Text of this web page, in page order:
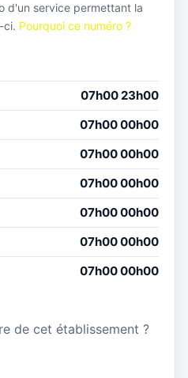
d'un service permettant la
ci. Pourquoi ce numéro ?
07h00 23h00
07h00 00h00
07h00 00h00
07h00 00h00
07h00 00h00
07h00 00h00
07h00 00h00
de cet établissement ?